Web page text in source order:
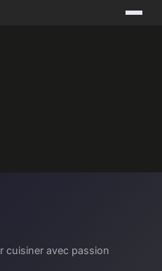
cuisiner avec passion